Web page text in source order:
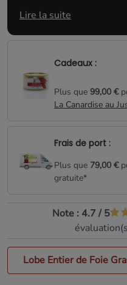
Ce foie gras frais choisi,
Conservé sous vide, à
un carton isotherme
vous sera livré dans
fêtes, pour profiter des
pouvez ainsi le congeler
Livraison en France
Lire la suite
Cadeaux :
Plus que 99,00 €
La Canardise au
Frais de port :
Plus que 79,00 €
gratuite*
Note : 4.7 /5
Lobe Entier de Foie